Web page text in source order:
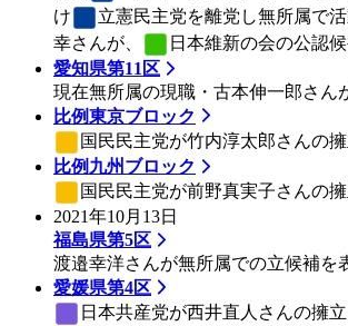
け
立憲民主党を離党し無所属で
幸さんが、
日本維新の会の公認候
愛知県第11区
現在無所属の現職・古本伸一郎さん
比例東京ブロック
国民民主党が竹内淳太郎さんの擁
比例九州ブロック
国民民主党が前野真実子さんの擁
2021年10月13日
福島県第5区
渡邉幸洋さんが無所属での立候補を
愛媛県第4区
日本共産党が西井直人さんの擁立